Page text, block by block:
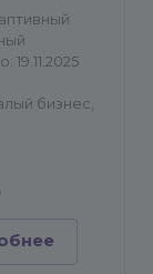
19.11.2025
бизнес,